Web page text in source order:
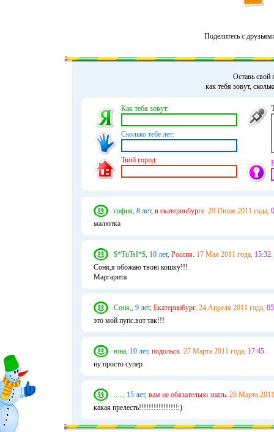
Поделитесь с
Оставь свой
как тебя зовут,
Как тебя зовут:
Сколько тебе лет:
Твой город:
софия, 8 лет, в екатеринбурге. 29 Июня 2011 года,
малютка
$*TuTsI*$, 10 лет, Россия. 17 Мая 2011 года, 15:32.
Соня,я обожаю твою кошку!!!
Маргарита
Соня,, 9 лет, Екатеринбург. 24 Апреля 2011 года,
это мой пупс.вот так!!!
юна, 10 лет, подольск. 27 Марта 2011 года, 17:45.
ну просто супер
....., 15 лет, вам не обязательно знать. 26 Марта
какая прелесть!!!!!!!!!!!!!!!!:)